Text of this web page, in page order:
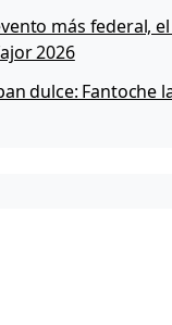
más federal,
2026
dulce: Fantoche